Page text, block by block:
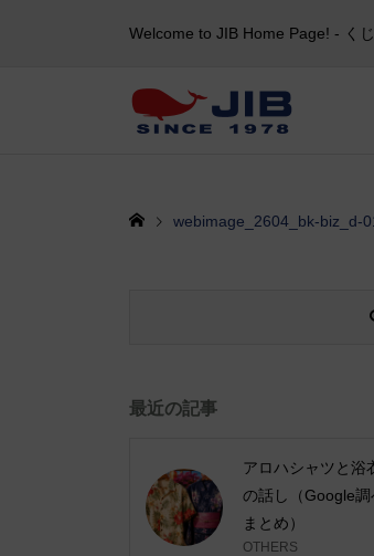
Welcome to JIB Home Page! ‐ く
webimage_2604_bk-biz_d-
最近の記事
アロハシャツと浴
の話し（Google調
まとめ）
OTHERS